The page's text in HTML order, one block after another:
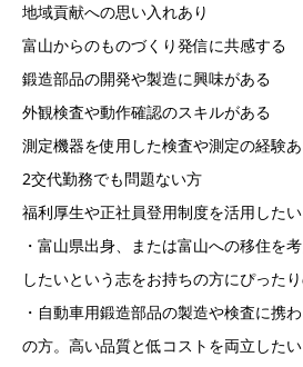
地域貢献への思い入れあり
富山からのものづくり発信に共感する
鍛造部品の開発や製造に興味がある
外観検査や動作確認のスキルがある
測定機器を使用した検査や測定の経験あ
2交代勤務でも問題ない方
福利厚生や正社員登用制度を活用したい
・富山県出身、または富山への移住を
したいという志をお持ちの方にぴったり
・自動車用鍛造部品の製造や検査に携
の方。高い品質と低コストを両立した